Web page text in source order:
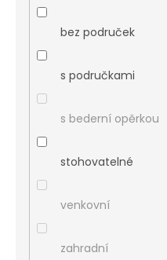
bez područek
s područkami
s bederní opěrkou
stohovatelné
venkovní
zahradní